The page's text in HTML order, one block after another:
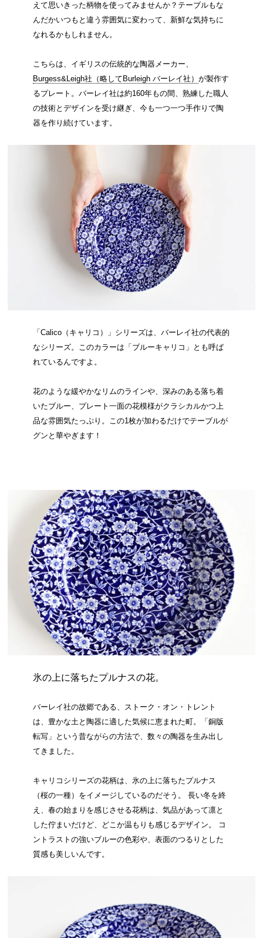
えて思いきった柄物を使ってみませんか？テーブルもな
んだかいつもと違う雰囲気に変わって、新鮮な気持ちに
なれるかもしれません。
こちらは、イギリスの伝統的な陶器メーカー、
Burgess&Leigh社（略してBurleigh バーレイ社） が製作す
るプレート。バーレイ社は約160年もの間、熟練した職人
の技術とデザインを受け継ぎ、今も一つ一つ手作りで陶
器を作り続けています。
「Calico（キャリコ）」シリーズは、バーレイ社の代表的
なシリーズ。このカラーは「ブルーキャリコ」とも呼ば
れているんですよ。
花のような緩やかなリムのラインや、深みのある落ち着
いたブルー、プレート一面の花模様がクラシカルかつ上
品な雰囲気たっぷり。この1枚が加わるだけでテーブルが
グンと華やぎます！
氷の上に落ちたプルナスの花。
バーレイ社の故郷である、ストーク・オン・トレント
は、豊かな土と陶器に適した気候に恵まれた町。「銅版
転写」という昔ながらの方法で、数々の陶器を生み出し
てきました。
キャリコシリーズの花柄は、氷の上に落ちたプルナス
（桜の一種）をイメージしているのだそう。 長い冬を終
え、春の始まりを感じさせる花柄は、気品があって凛と
した佇まいだけど、どこか温もりも感じるデザイン。 コ
ントラストの強いブルーの色彩や、表面のつるりとした
質感も美しいんです。